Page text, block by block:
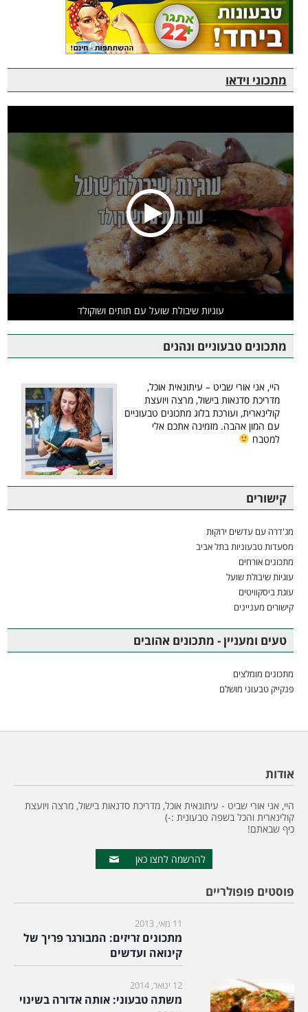
מתכוני וידאו
עוגיות שיבולת שועל עם תותים ושוקולד
מתכונים טבעוניים ונהנים
היי, אני אורי שביט – עיתונאית אוכל,
מדריכת סדנאות בישול, מרצה ויועצת
קולינארית, ועורכת בלוג מתכונים טבעוניים
עם המון אהבה. מזמינה אתכם אלי
למטבח
קישורים
מג'דרה עם עדשים ירוקות
מסעדות טבעוניות בתל אביב
מתכונים אורחים
עוגיות שיבולת שועל
עוגת ביסקוויטים
קישורים מעניינים
טעים ומעניין - מתכונים אהובים
מתכונים מומלצים
פנקייק טבעוני מושלם
אודות
היי, אני אורי שביט - עיתונאית אוכל, מדריכת סדנאות בישול, מרצה ויועצת
קולינארית והכל בשפה טבעונית :-)
כיף שבאתם!
להרשמה לחצו כאן
פוסטים פופולריים
11 מאי, 2013
מתכונים זריזים: המבורגר פריך של
קינואה ועדשים
12 ינואר, 2014
משתה טבעוני: אותה אדורה בשינוי